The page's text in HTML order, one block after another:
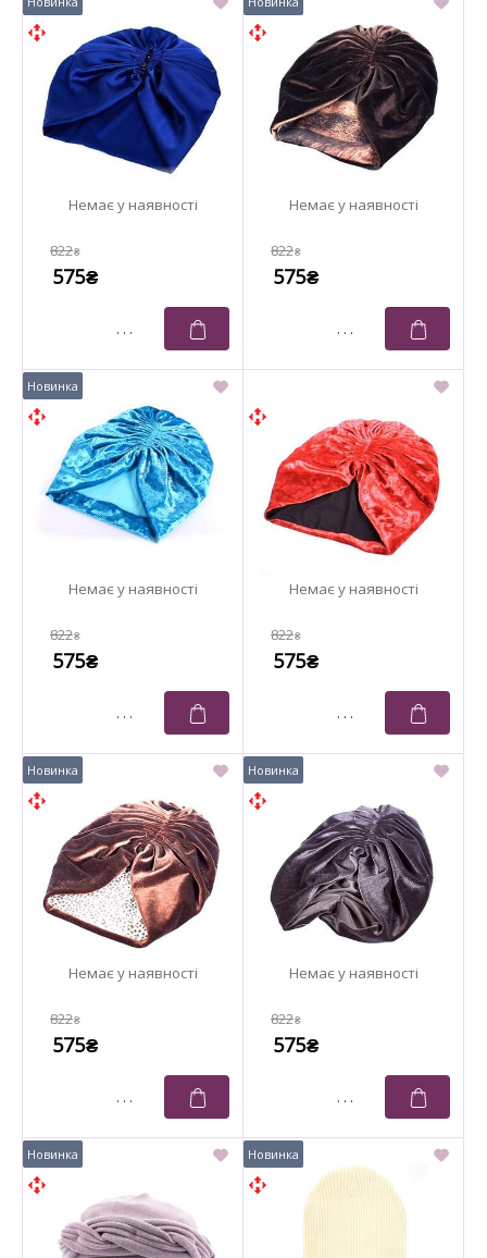
822₴
575₴
822₴
575₴
822₴
575₴
822₴
575₴
822₴
575₴
822₴
575₴